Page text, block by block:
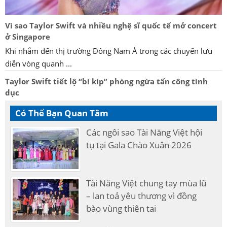
Vì sao Taylor Swift và nhiều nghệ sĩ quốc tế mở concert
ở Singapore
Khi nhắm đến thị trường Đông Nam Á trong các chuyến lưu
diễn vòng quanh ...
Taylor Swift tiết lộ “bí kíp” phòng ngừa tấn công tình
dục
Có Thể Bạn Quan Tâm
Các ngôi sao Tài Năng Việt hội
tụ tại Gala Chào Xuân 2026
Tài Năng Việt chung tay mùa lũ
– lan toả yêu thương vì đồng
bào vùng thiên tai